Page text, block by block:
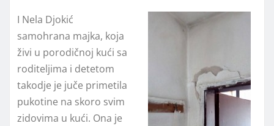
I Nela Djokić
samohrana majka, koja
živi u porodičnoj kući sa
roditeljima i detetom
takodje je juče primetila
pukotine na skoro svim
zidovima u kući. Ona je